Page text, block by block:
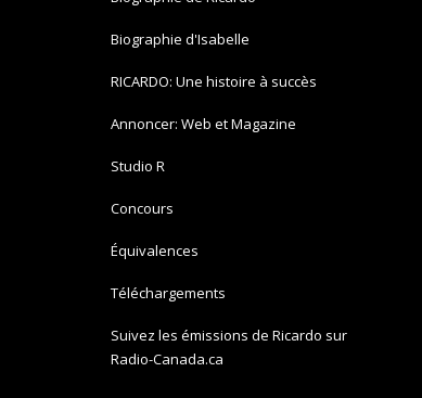
Biographie d'Isabelle
RICARDO: Une histoire à succès
Annoncer: Web et Magazine
Studio R
Concours
Équivalences
Téléchargements
Suivez les émissions de Ricardo sur
Radio-Canada.ca